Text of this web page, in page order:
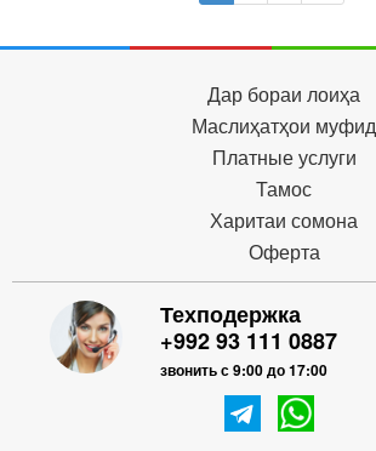
Дар бораи лоиҳа
Маслиҳатҳои муфид
Платные услуги
Тамос
Харитаи сомона
Оферта
Техподержка
+992 93 111 0887
звонить с 9:00 до 17:00